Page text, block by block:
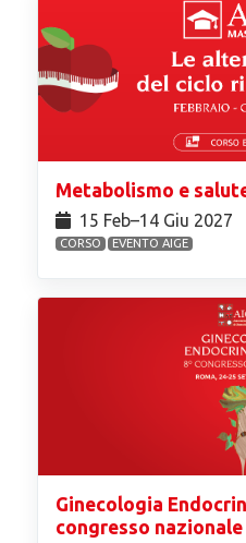
Metabolismo e
15 Feb⁠–14 Giu 2027
CORSO EVENTO AIGE
Ginecologia
congresso nazionale